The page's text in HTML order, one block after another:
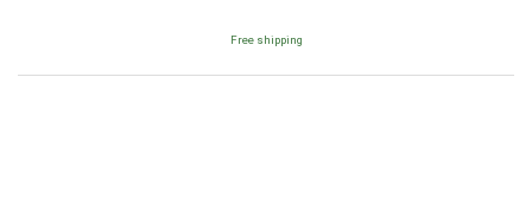
Free shipping